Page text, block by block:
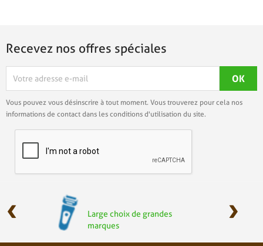
Recevez nos offres spéciales
Vous pouvez vous désinscrire à tout moment. Vous trouverez pour cela nos
informations de contact dans les conditions d'utilisation du site.
Large choix de grandes
marques
‹ ›